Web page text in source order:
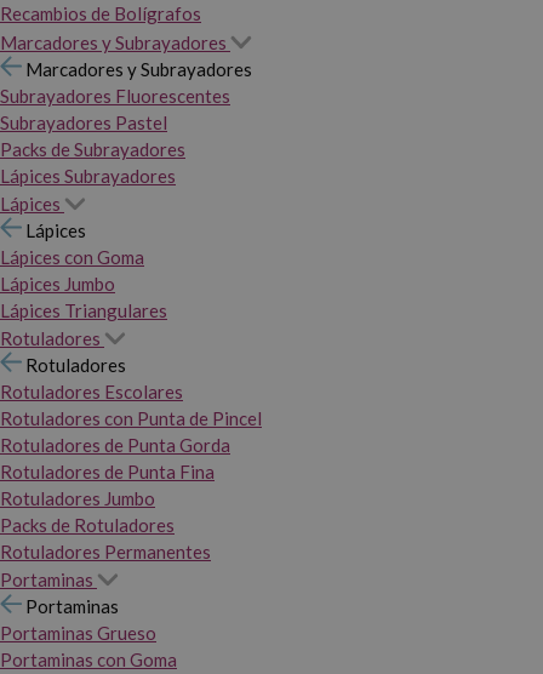
Recambios de Bolígrafos
Marcadores y Subrayadores
Marcadores y Subrayadores
Subrayadores Fluorescentes
Subrayadores Pastel
Packs de Subrayadores
Lápices Subrayadores
Lápices
Lápices
Lápices con Goma
Lápices Jumbo
Lápices Triangulares
Rotuladores
Rotuladores
Rotuladores Escolares
Rotuladores con Punta de Pincel
Rotuladores de Punta Gorda
Rotuladores de Punta Fina
Rotuladores Jumbo
Packs de Rotuladores
Rotuladores Permanentes
Portaminas
Portaminas
Portaminas Grueso
Portaminas con Goma